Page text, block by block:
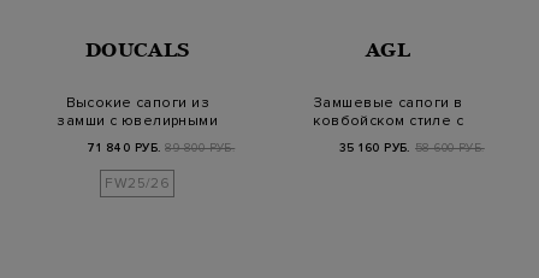
DOUCALS
Высокие сапоги из
замши с ювелирными
71 840 РУБ. 89 800 РУБ.
FW25/26
AGL
Замшевые сапоги в
ковбойском стиле с
35 160 РУБ. 58 600 РУБ.